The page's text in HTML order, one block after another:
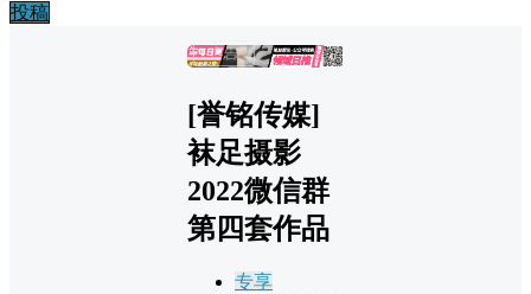
投稿
广告
[誉铭传媒]
袜足摄影
2022微信群
第四套作品
专享